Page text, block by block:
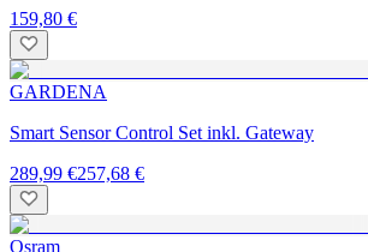
159,80 €
GARDENA
Smart Sensor Control Set inkl. Gateway
289,99 €257,68 €
Osram